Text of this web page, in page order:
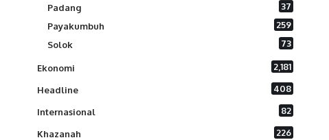
Padang
37
Payakumbuh
259
Solok
73
Ekonomi 2,181
Headline 408
Internasional 82
Khazanah 226